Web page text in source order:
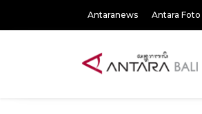
Antaranews Antara Foto